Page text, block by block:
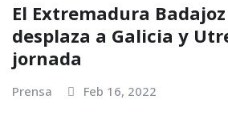
El Extremadura Badajoz
desplaza a Galicia y
jornada
Prensa Feb 16, 2022